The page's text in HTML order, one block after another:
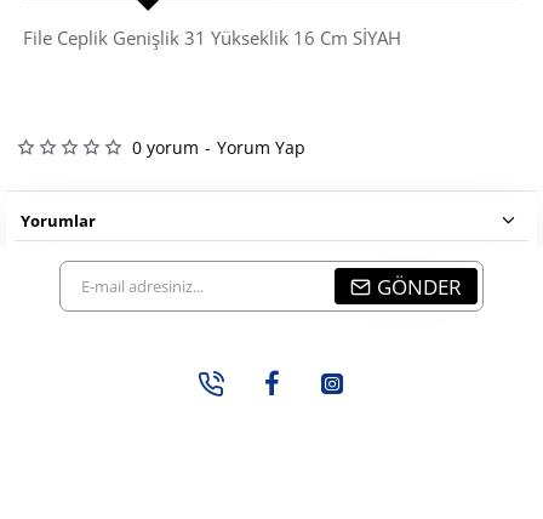
0 yorum - Yorum Yap
File Ceplik Genişlik 31 Yükseklik 16 Cm SİYAH
Yorumlar
E-
mail
GÖNDER